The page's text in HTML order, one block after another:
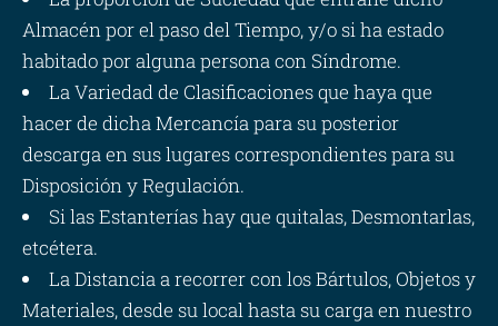
Almacén por el paso del Tiempo, y/o si ha estado
habitado por alguna persona con Síndrome.
La Variedad de Clasificaciones que haya que
hacer de dicha Mercancía para su posterior
descarga en sus lugares correspondientes para su
Disposición y Regulación.
Si las Estanterías hay que quitalas, Desmontarlas,
etcétera.
La Distancia a recorrer con los Bártulos, Objetos y
Materiales, desde su local hasta su carga en nuestro